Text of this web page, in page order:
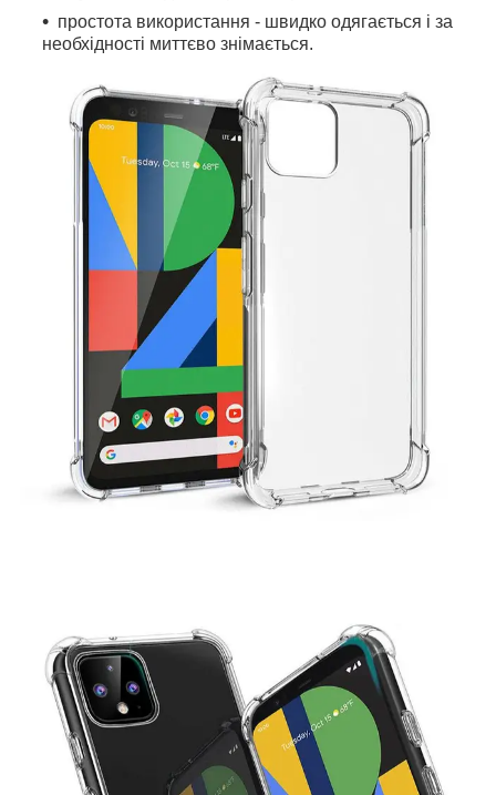
простота використання - швидко одягається і за
необхідності миттєво знімається.